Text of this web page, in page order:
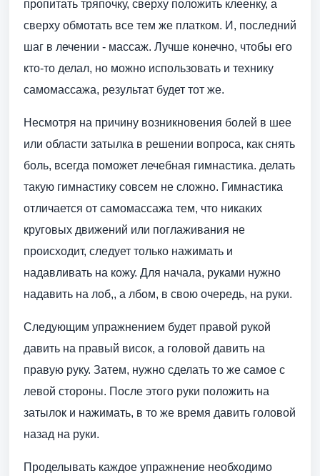
пропитать тряпочку, сверху положить клеенку, а
сверху обмотать все тем же платком. И, последний
шаг в лечении - массаж. Лучше конечно, чтобы его
кто-то делал, но можно использовать и технику
самомассажа, результат будет тот же.
Несмотря на причину возникновения болей в шее
или области затылка в решении вопроса, как снять
боль, всегда поможет лечебная гимнастика. делать
такую гимнастику совсем не сложно. Гимнастика
отличается от самомассажа тем, что никаких
круговых движений или поглаживания не
происходит, следует только нажимать и
надавливать на кожу. Для начала, руками нужно
надавить на лоб,, а лбом, в свою очередь, на руки.
Следующим упражнением будет правой рукой
давить на правый висок, а головой давить на
правую руку. Затем, нужно сделать то же самое с
левой стороны. После этого руки положить на
затылок и нажимать, в то же время давить головой
назад на руки.
Проделывать каждое упражнение необходимо